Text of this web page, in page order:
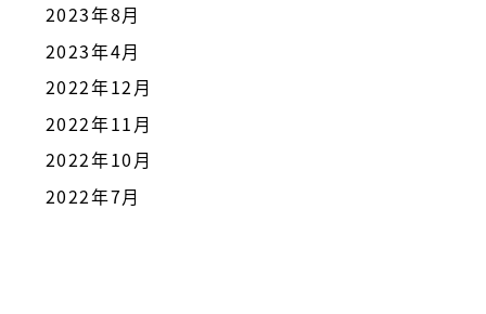
2023年8月
2023年4月
2022年12月
2022年11月
2022年10月
2022年7月